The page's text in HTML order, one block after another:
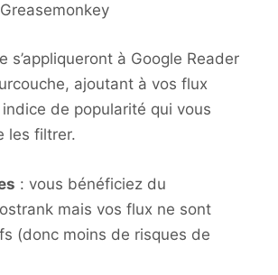
s’appliqueront à Google Reader
ajoutant à vos flux
de popularité qui vous
les filtrer.
: vous bénéficiez du
mais vos flux ne sont
(donc moins de risques de